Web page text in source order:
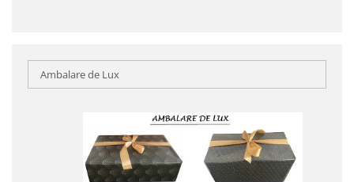
Ambalare de Lux